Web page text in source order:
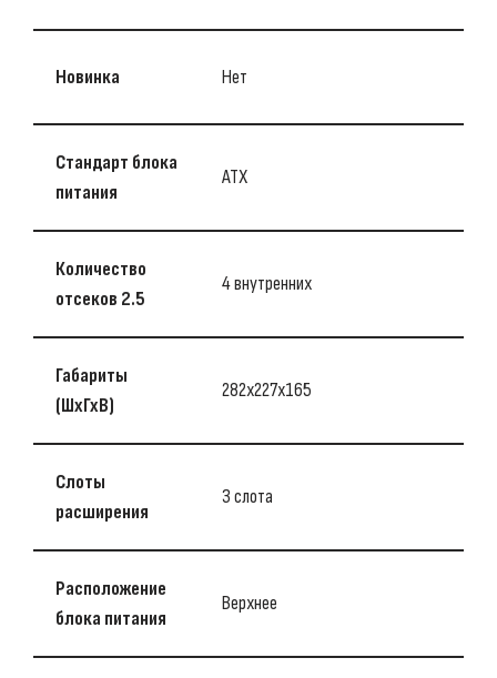
Новинка Нет
Стандарт блока
питания
ATX
Количество
отсеков 2.5
4 внутренних
Габариты
(ШхГхВ)
282х227х165
Слоты
расширения
3 слота
Расположение
блока питания
Верхнее